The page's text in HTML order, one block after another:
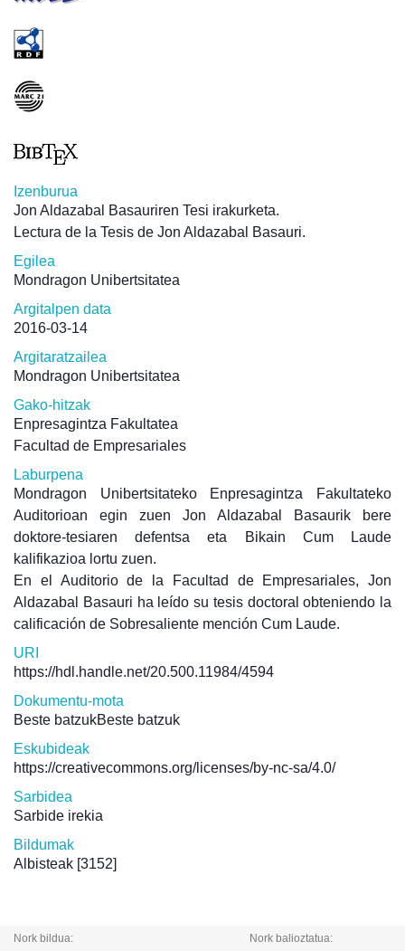
Izenburua
Jon Aldazabal Basauriren Tesi irakurketa.
Lectura de la Tesis de Jon Aldazabal Basauri.
Egilea
Mondragon Unibertsitatea
Argitalpen data
2016-03-14
Argitaratzailea
Mondragon Unibertsitatea
Gako-hitzak
Enpresagintza Fakultatea
Facultad de Empresariales
Laburpena
Mondragon Unibertsitateko Enpresagintza Fakultateko
Auditorioan egin zuen Jon Aldazabal Basaurik bere
doktore-tesiaren defentsa eta Bikain Cum Laude
kalifikazioa lortu zuen.
En el Auditorio de la Facultad de Empresariales, Jon
Aldazabal Basauri ha leído su tesis doctoral obteniendo la
calificación de Sobresaliente mención Cum Laude.
URI
https://hdl.handle.net/20.500.11984/4594
Dokumentu-mota
Beste batzukBeste batzuk
Eskubideak
https://creativecommons.org/licenses/by-nc-sa/4.0/
Sarbidea
Sarbide irekia
Bildumak
Albisteak [3152]
Nork bildua: Nork balioztatua: